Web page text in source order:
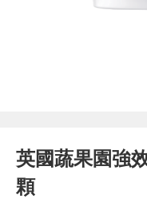
英國蔬果園強
顆